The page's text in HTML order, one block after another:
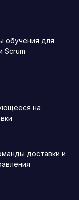
обучения для
Scrum
на
доставки и